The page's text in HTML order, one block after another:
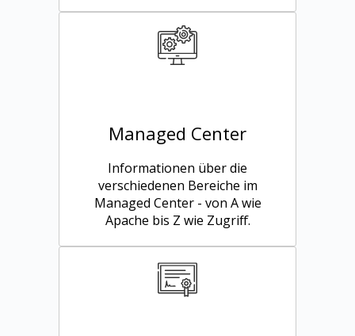
Managed Center
Informationen über die
verschiedenen Bereiche im
Managed Center - von A wie
Apache bis Z wie Zugriff.